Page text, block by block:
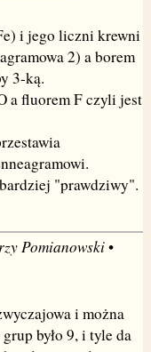
i jego liczni krewni
2) a borem
3-ką.
a fluorem F czyli jest
"prawdziwy".
Pomianowski•
i można
było 9, i tyle da